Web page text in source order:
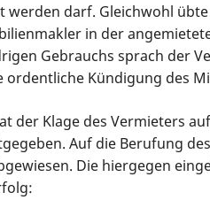
werden darf. Gleichwohl
in der
Gebrauchs sprach der
ordentliche Kündigung des
der Klage des Vermieters
Auf die Berufung
Die hiergegen